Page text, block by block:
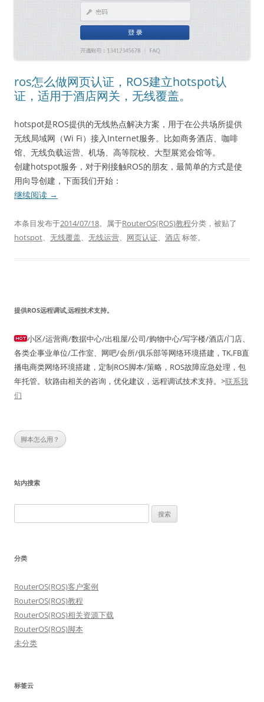
ros怎么做网页认证，ROS建立hotspot认
证，适用于酒店网关，无线覆盖。
hotspot是ROS提供的无线热点解决方案，用于在公共场所提供
无线局域网（Wi Fi）接入Internet服务。比如商务酒店、咖啡
馆、无线负载运营、机场、高等院校、大型展览会馆等。
创建hotspot服务，对于刚接触ROS的朋友，最简单的方式是使
用向导创建，下面我们开始：
继续阅读 →
本条目发布于2014/07/18。属于RouterOS(ROS)教程分类，被贴了
hotspot、 无线覆盖、 无线运营、 网页认证、 酒店标签。
提供ROS远程调试,远程技术支持。
小区/运营商/数据中心/出租屋/公司/购物中心/写字楼/酒店/门店、
各类企事业单位/工作室、网吧/会所/俱乐部等网络环境搭建，TK,FB直
播电商类网络环境搭建，定制ROS脚本/策略，ROS故障应急处理，包
年托管。软路由相关的咨询，优化建议，远程调试技术支持。>联系我
们
脚本怎么用？
站内搜索
索：
分类
RouterOS(ROS)客户案例
RouterOS(ROS)教程
RouterOS(ROS)相关资源下载
RouterOS(ROS)脚本
未分类
标签云